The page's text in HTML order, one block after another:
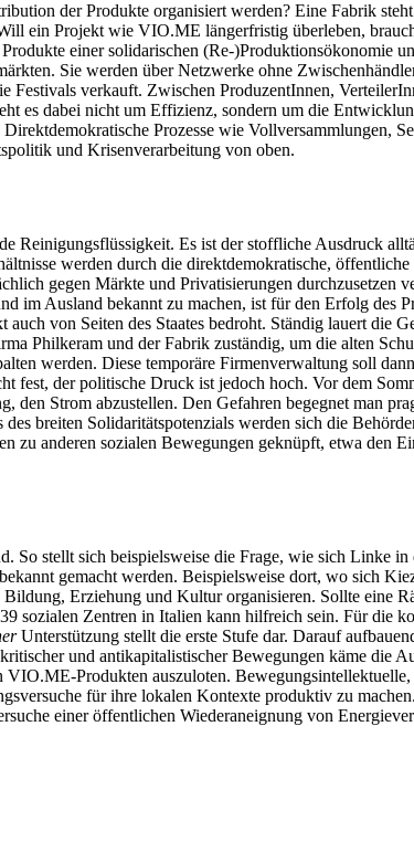
der Produkte organisiert werden? Eine Fabrik
ein Projekt wie VIO.ME längerfristig überleben,
einer solidarischen (Re-)Produktionsökonomie
Sie werden über Netzwerke ohne
verkauft. Zwischen ProduzentInnen,
es dabei nicht um Effizienz, sondern um die
Prozesse wie Vollversammlungen,
und Krisenverarbeitung von oben.
Es ist der stoffliche Ausdruck
werden durch die direktdemokratische,
gegen Märkte und Privatisierungen durchzusetzen
im Ausland bekannt zu machen, ist für den Erfolg des
von Seiten des Staates bedroht. Ständig lauert die
Philkeram und der Fabrik zuständig, um die alten
werden. Diese temporäre Firmenverwaltung soll
fest, der politische Druck ist jedoch hoch. Vor dem
Strom abzustellen. Den Gefahren begegnet man
breiten Solidaritätspotenzials werden sich die
zu anderen sozialen Bewegungen geknüpft, etwa den
stellt sich beispielsweise die Frage, wie sich Linke
gemacht werden. Beispielsweise dort, wo sich
Erziehung und Kultur organisieren. Sollte eine
sozialen Zentren in Italien kann hilfreich sein. Für die
Unterstützung stellt die erste Stufe dar. Darauf
und antikapitalistischer Bewegungen käme die
Produkten auszuloten.
für ihre lokalen Kontexte produktiv zu
einer öffentlichen Wiederaneignung von